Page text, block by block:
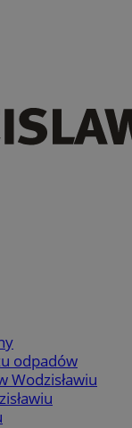
odpadów
Wodzisławiu